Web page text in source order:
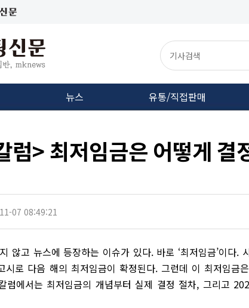
뉴스 유통/직접판매
럼> 최저임금은 어떻게 결
07 08:49:21
않고 뉴스에 등장하는 이슈가 있다. 바로 ‘최저임금’이다.
시로 다음 해의 최저임금이 확정된다. 그런데 이 최저임금
럼에서는 최저임금의 개념부터 실제 결정 절차, 그리고